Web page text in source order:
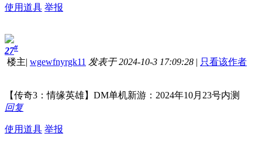
使用道具 举报
27#
楼主| wgewfnyrgk11 发表于 2024-10-3 17:09:28 | 只看该作者
【传奇3：情缘英雄】DM单机新游：2024年10月23号内测
回复
使用道具 举报